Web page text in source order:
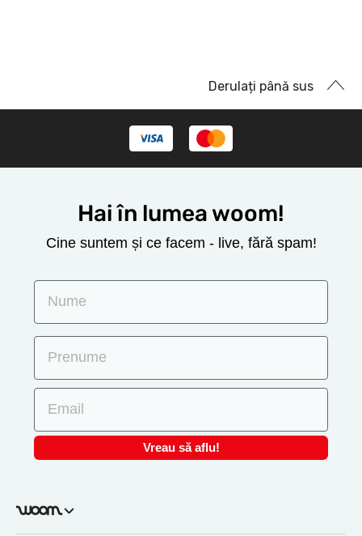
Derulați până sus
Hai în lumea woom!
Cine suntem și ce facem - live, fără spam!
Nume
Prenume
Email
Vreau să aflu!
woom